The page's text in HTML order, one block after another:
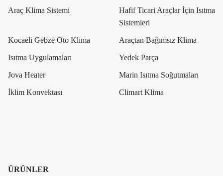
Araç Klima Sistemi
Hafif Ticari Araçlar İçin Isıtma
Sistemleri
Kocaeli Gebze Oto Klima Araçtan Bağımsız Klima
Isıtma Uygulamaları Yedek Parça
Jova Heater Marin Isıtma Soğutmaları
İklim Konvektası Climart Klima
ÜRÜNLER